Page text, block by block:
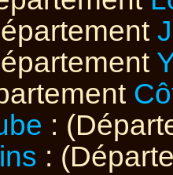
:
: